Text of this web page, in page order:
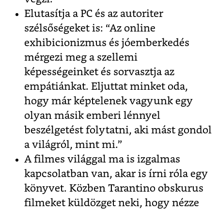
Elutasítja a PC és az autoriter
szélsőségeket is: “Az online
exhibicionizmus és jóemberkedés
mérgezi meg a szellemi
képességeinket és sorvasztja az
empátiánkat. Eljuttat minket oda,
hogy már képtelenek vagyunk egy
olyan másik emberi lénnyel
beszélgetést folytatni, aki mást gondol
a világról, mint mi.”
A filmes világgal ma is izgalmas
kapcsolatban van, akar is írni róla egy
könyvet. Közben Tarantino obskurus
filmeket küldözget neki, hogy nézze